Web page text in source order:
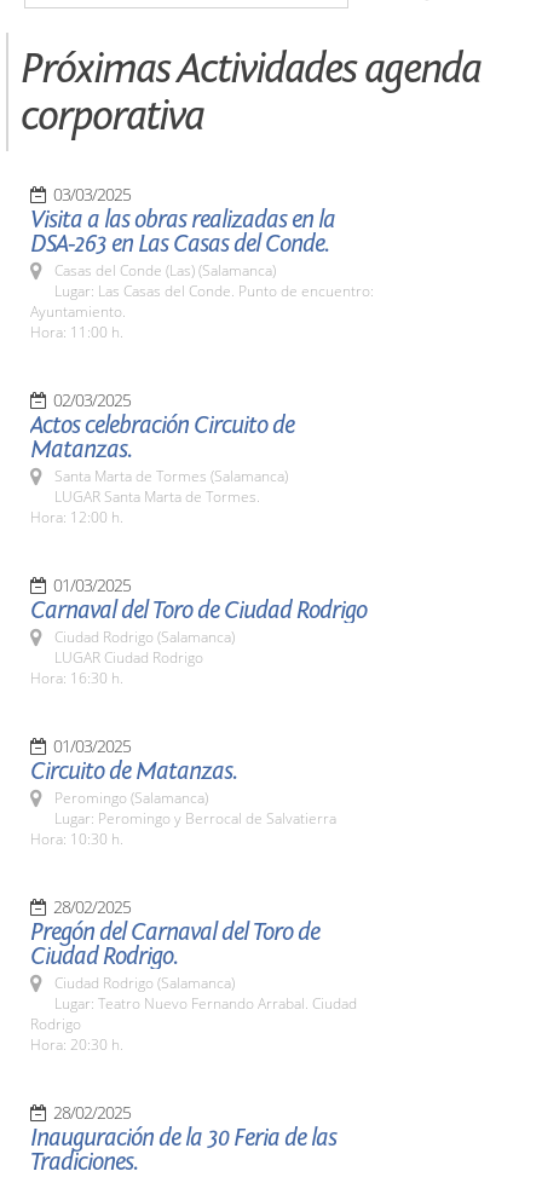
Próximas Actividades agenda
corporativa
03/03/2025
Visita a las obras realizadas en la
DSA-263 en Las Casas del Conde.
Casas del Conde (Las) (Salamanca)
Lugar: Las Casas del Conde. Punto de encuentro:
Ayuntamiento.
Hora: 11:00 h.
02/03/2025
Actos celebración Circuito de
Matanzas.
Santa Marta de Tormes (Salamanca)
LUGAR Santa Marta de Tormes.
Hora: 12:00 h.
01/03/2025
Carnaval del Toro de Ciudad Rodrigo
Ciudad Rodrigo (Salamanca)
LUGAR Ciudad Rodrigo
Hora: 16:30 h.
01/03/2025
Circuito de Matanzas.
Peromingo (Salamanca)
Lugar: Peromingo y Berrocal de Salvatierra
Hora: 10:30 h.
28/02/2025
Pregón del Carnaval del Toro de
Ciudad Rodrigo.
Ciudad Rodrigo (Salamanca)
Lugar: Teatro Nuevo Fernando Arrabal. Ciudad
Rodrigo
Hora: 20:30 h.
28/02/2025
Inauguración de la 30 Feria de las
Tradiciones.